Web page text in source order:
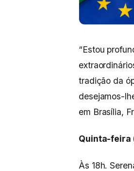
“Estou
tradição da
desejamos-
em Brasília,
Quinta-feira
Às 18h.